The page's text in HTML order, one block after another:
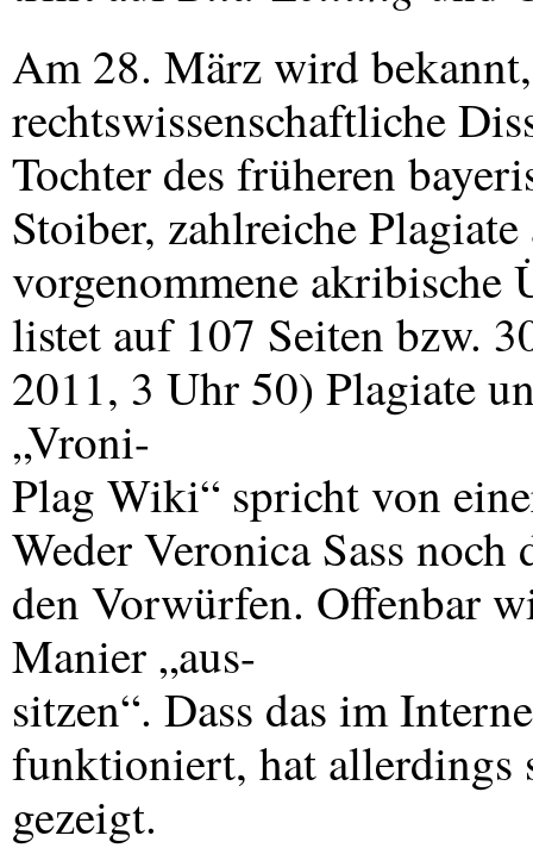
Am 28. März wird
rechtswissenschaftliche
Tochter des früheren
Stoiber, zahlreiche
vorgenommene
listet auf 107 Seiten bzw.
2011, 3 Uhr 50) Plagiate
„Vroni-
Plag Wiki“ spricht von
Weder Veronica Sass
den Vorwürfen. Offenbar
Manier „aus-
sitzen“. Dass das im
funktioniert, hat allerdings
gezeigt.